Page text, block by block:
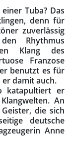
Tuba? Das
denn für
zuverlässig
Rhythmus
Klang des
Franzose
benutzt es für
er damit auch.
katapultiert er
An
die sich
deutsche
Anne